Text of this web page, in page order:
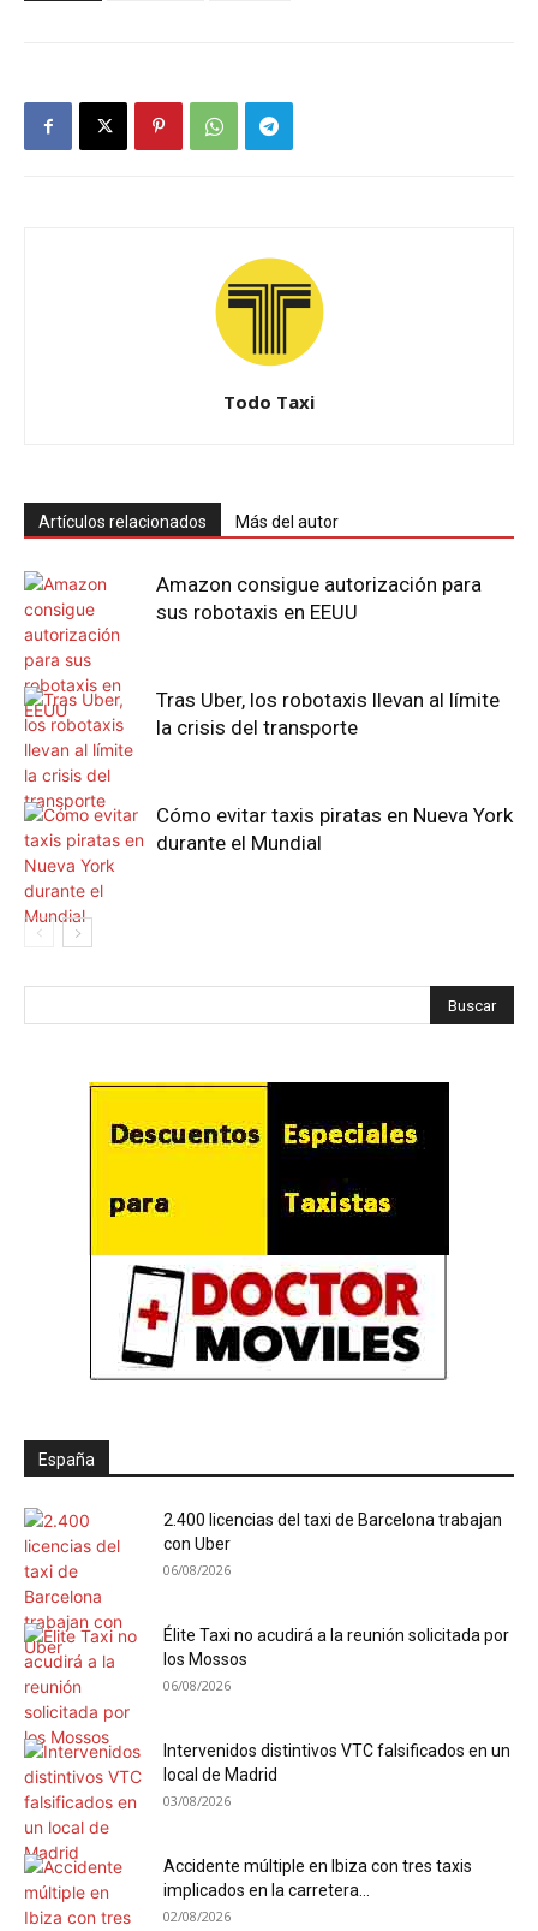
Todo Taxi
Artículos relacionados Más del autor
Amazon consigue autorización para
sus robotaxis en EEUU
Tras Uber, los robotaxis llevan al límite
la crisis del transporte
Cómo evitar taxis piratas en Nueva York
durante el Mundial
España
2.400 licencias del taxi de Barcelona trabajan
con Uber
06/08/2026
Élite Taxi no acudirá a la reunión solicitada por
los Mossos
06/08/2026
Intervenidos distintivos VTC falsificados en un
local de Madrid
03/08/2026
Accidente múltiple en Ibiza con tres taxis
implicados en la carretera...
02/08/2026